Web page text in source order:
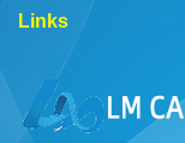
Links